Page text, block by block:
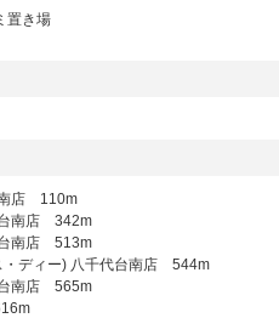
置き場
南店 110m
台南店 342m
台南店 513m
・ディー) 八千代台南店 544m
台南店 565m